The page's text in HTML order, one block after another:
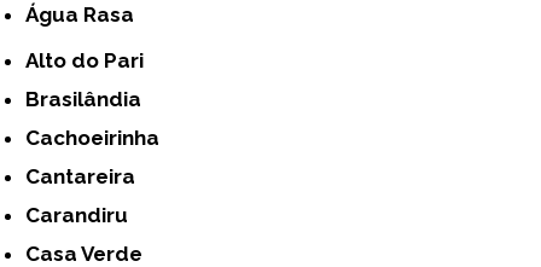
Água Rasa
Alto do Pari
Brasilândia
Cachoeirinha
Cantareira
Carandiru
Casa Verde